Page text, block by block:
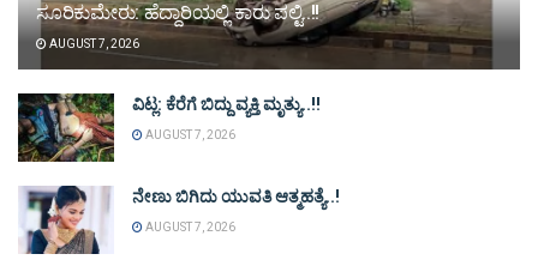
ಸೂರಿಕುಮೇರು: ಹೆದ್ದಾರಿಯಲ್ಲಿ ಕಾರು ಪಲ್ಟಿ..!!
AUGUST 7, 2026
ವಿಟ್ಲ: ಕೆರೆಗೆ ಬಿದ್ದು ವ್ಯಕ್ತಿ ಮೃತ್ಯು..!!
AUGUST 7, 2026
ನೇಣು ಬಿಗಿದು ಯುವತಿ ಆತ್ಮಹತ್ಯೆ..!
AUGUST 7, 2026